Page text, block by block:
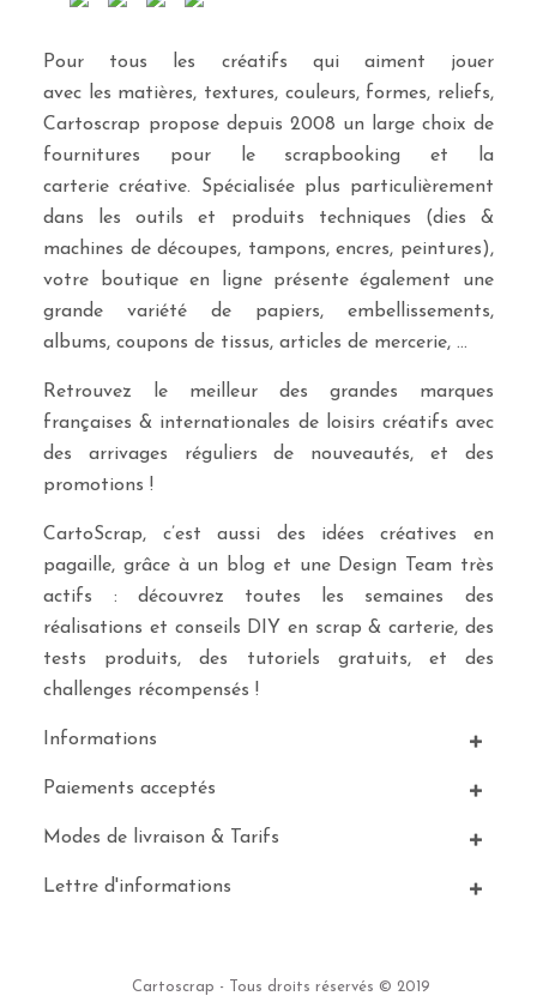
Pour tous les créatifs qui aiment jouer
avec les matières, textures, couleurs, formes, reliefs,
Cartoscrap propose depuis 2008 un large choix de
fournitures pour le scrapbooking et la
carterie créative. Spécialisée plus particulièrement
dans les outils et produits techniques (dies &
machines de découpes, tampons, encres, peintures),
votre boutique en ligne présente également une
grande variété de papiers, embellissements,
albums, coupons de tissus, articles de mercerie, …
Retrouvez le meilleur des grandes marques
françaises & internationales de loisirs créatifs avec
des arrivages réguliers de nouveautés, et des
promotions !
CartoScrap, c’est aussi des idées créatives en
pagaille, grâce à un blog et une Design Team très
actifs : découvrez toutes les semaines des
réalisations et conseils DIY en scrap & carterie, des
tests produits, des tutoriels gratuits, et des
challenges récompensés !
Informations
Paiements acceptés
Modes de livraison & Tarifs
Lettre d'informations
Cartoscrap - Tous droits réservés © 2019